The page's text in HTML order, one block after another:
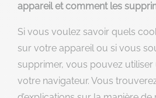
appareil et comment les
Si vous voulez savoir quels
sur votre appareil ou si vous
supprimer, vous pouvez
votre navigateur. Vous